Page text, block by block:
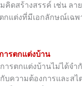
คิดสร้างสรรค์ เช่น ล
แต่งที่มีเอกลักษณ์เฉพ
ารตกแต่งบ้าน
ารตกแต่งบ้านไม่ได้จำ
ความต้องการและส